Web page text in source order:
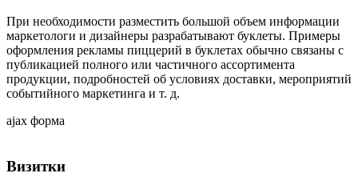
При необходимости разместить большой объем информации
маркетологи и дизайнеры разрабатывают буклеты. Примеры
оформления рекламы пиццерий в буклетах обычно связаны с
публикацией полного или частичного ассортимента
продукции, подробностей об условиях доставки, мероприятий
событийного маркетинга и т. д.
ajax форма
Визитки